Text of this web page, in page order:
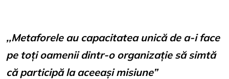
,,Metaforele au capacitatea unică de a-i face
pe toți oamenii dintr-o organizație să simtă
că participă la aceeași misiune”